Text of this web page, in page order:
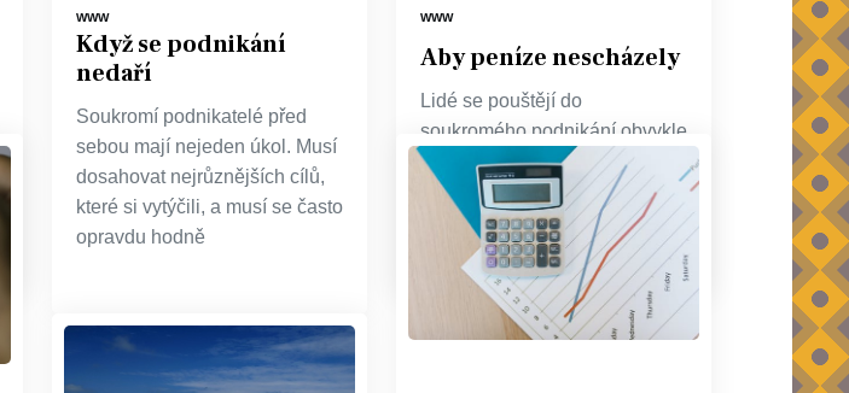
WWW
Když se podnikání
nedaří
Soukromí podnikatelé před
sebou mají nejeden úkol. Musí
dosahovat nejrůznějších cílů,
které si vytýčili, a musí se často
opravdu hodně
WWW
Aby peníze nescházely
Lidé se pouštějí do
soukromého podnikání obvykle
především s vidinou toho, že
jim to zajistí spokojený život v
dostatku. Zatímco